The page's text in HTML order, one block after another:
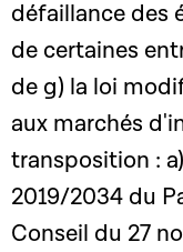
défaillance des
de certaines
de g) la loi
aux marchés
transposition :
2019/2034 du
Conseil du 27